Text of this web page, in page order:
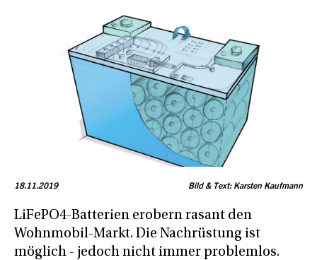
18.11.2019 Bild & Text: Karsten Kaufmann
LiFePO4-Batterien erobern rasant den
Wohnmobil-Markt. Die Nachrüstung ist
möglich - jedoch nicht immer problemlos.